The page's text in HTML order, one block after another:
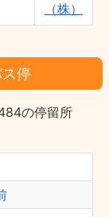
（株）
停
の停留所